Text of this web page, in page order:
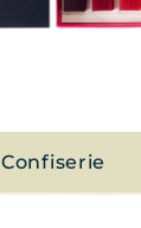
Confiserie